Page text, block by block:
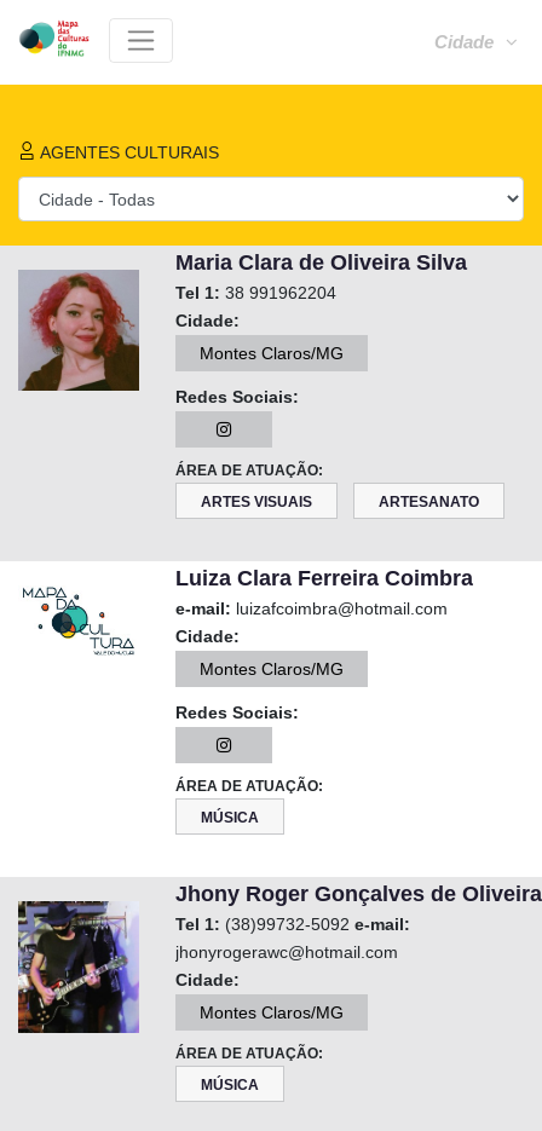
Cidade
AGENTES CULTURAIS
Maria Clara de Oliveira Silva
Tel 1: 38 991962204
Cidade:
Montes Claros/MG
Redes Sociais:
ÁREA DE ATUAÇÃO:
ARTES VISUAIS
ARTESANATO
Luiza Clara Ferreira Coimbra
e-mail: luizafcoimbra@hotmail.com
Cidade:
Montes Claros/MG
Redes Sociais:
ÁREA DE ATUAÇÃO:
MÚSICA
Jhony Roger Gonçalves de Oliveira
Tel 1: (38)99732-5092 e-mail:
jhonyrogerawc@hotmail.com
Cidade:
Montes Claros/MG
ÁREA DE ATUAÇÃO:
MÚSICA